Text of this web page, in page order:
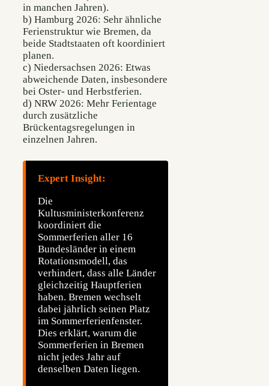
in manchen Jahren).
b) Hamburg 2026: Sehr ähnliche
Ferienstruktur wie Bremen, da
beide Stadtstaaten oft koordiniert
planen.
c) Niedersachsen 2026: Etwas
abweichende Daten, insbesondere
bei Oster- und Herbstferien.
d) NRW 2026: Mehr Ferientage
durch zusätzliche
Brückentagsregelungen in
einzelnen Jahren.
Expert Insight:
Die
Kultusministerkonferenz
koordiniert die
Sommerferien aller 16
Bundesländer in einem
Rotationsmodell, das
verhindert, dass alle Länder
gleichzeitig Hauptferien
haben. Bremen wechselt
dabei jährlich seinen Platz
im Sommerferienfenster.
Dies erklärt, warum die
Sommerferien in Bremen
nicht jedes Jahr auf
denselben Daten liegen.